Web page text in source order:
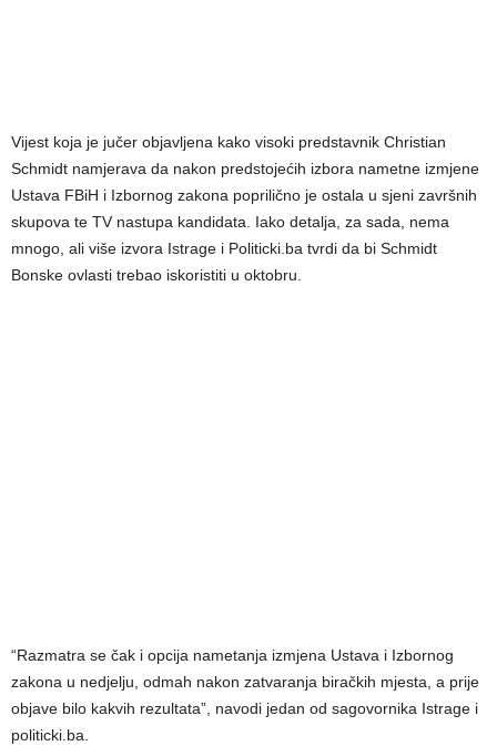
Vijest koja je jučer objavljena kako visoki predstavnik Christian
Schmidt namjerava da nakon predstojećih izbora nametne izmjene
Ustava FBiH i Izbornog zakona poprilično je ostala u sjeni završnih
skupova te TV nastupa kandidata. Iako detalja, za sada, nema
mnogo, ali više izvora Istrage i Politicki.ba tvrdi da bi Schmidt
Bonske ovlasti trebao iskoristiti u oktobru.
“Razmatra se čak i opcija nametanja izmjena Ustava i Izbornog
zakona u nedjelju, odmah nakon zatvaranja biračkih mjesta, a prije
objave bilo kakvih rezultata”, navodi jedan od sagovornika Istrage i
politicki.ba.